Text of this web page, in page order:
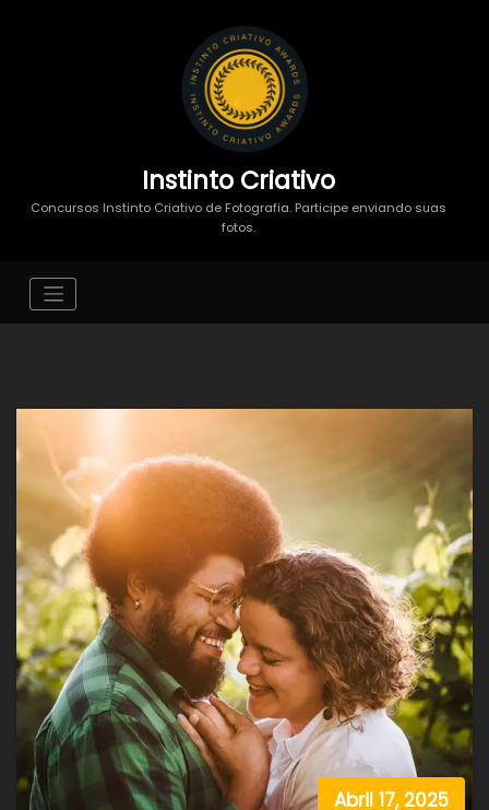
Instinto Criativo
Concursos Instinto Criativo de Fotografia. Participe enviando suas
fotos.
Abril 17, 2025